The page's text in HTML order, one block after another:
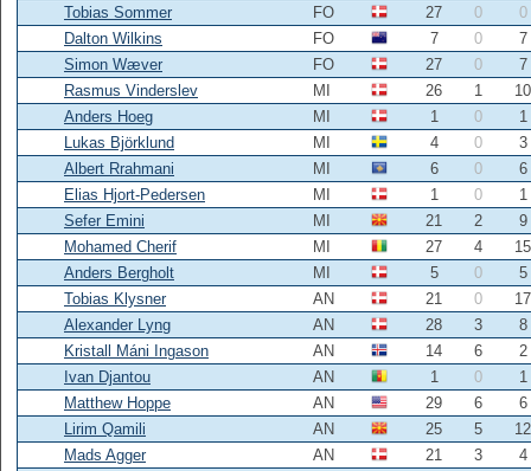
Tobias Sommer
FO 27 0
0
Dalton Wilkins
FO 7 0
7
Simon Wæver
FO 27 0
7
Rasmus Vinderslev
MI 26 1
10
Anders Hoeg
MI 1 0
1
Lukas Björklund
MI 4 0
3
Albert Rrahmani
MI 6 0
6
Elias Hjort-Pedersen
MI 1 0
1
Sefer Emini
MI 21 2
9
Mohamed Cherif
MI 27 4
15
Anders Bergholt
MI 5 0
5
Tobias Klysner
AN 21 0
17
Alexander Lyng
AN 28 3
8
Kristall Máni Ingason
AN 14 6
2
Ivan Djantou
AN 1 0
1
Matthew Hoppe
AN 29 6
6
Lirim Qamili
AN 25 5
12
Mads Agger
AN 21 3
4